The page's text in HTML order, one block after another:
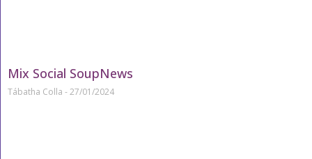
Mix Social SoupNews
Tábatha Colla 27/01/2024